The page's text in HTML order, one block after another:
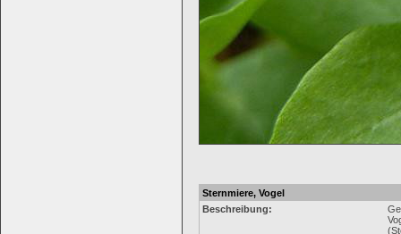
Sternmiere, Vogel
Beschreibung: